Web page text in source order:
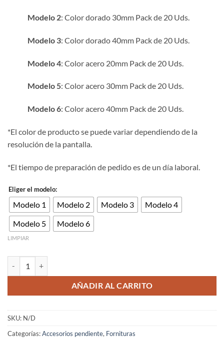
Modelo 2: Color dorado 30mm Pack de 20 Uds.
Modelo 3: Color dorado 40mm Pack de 20 Uds.
Modelo 4: Color acero 20mm Pack de 20 Uds.
Modelo 5: Color acero 30mm Pack de 20 Uds.
Modelo 6: Color acero 40mm Pack de 20 Uds.
*El color de producto se puede variar dependiendo de la
resolución de la pantalla.
*El tiempo de preparación de pedido es de un día laboral.
Eliger el modelo:
Modelo 1 Modelo 2 Modelo 3
Modelo 4
Modelo 5
Modelo 6
LIMPIAR
AÑADIR AL CARRITO
SKU: N/D
Categorías:Accesorios pendiente, Fornituras